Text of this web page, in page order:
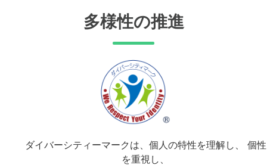
多様性の推進
ダイバーシティーマークは、個人の特性を理解し、 個性
を重視し、